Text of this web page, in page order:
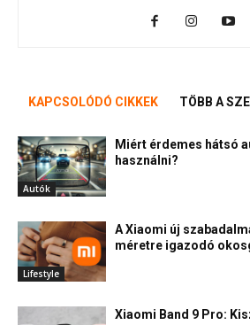
KAPCSOLÓDÓ CIKKEK TÖBB A
Autók
Miért érdemes hátsó
használni?
Lifestyle
A Xiaomi új
méretre igazodó
Xiaomi Band 9 Pro: